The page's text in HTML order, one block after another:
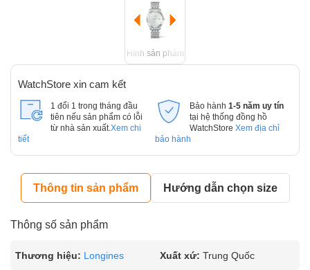
Hình sản phẩm
WatchStore xin cam kết
1 đổi 1 trong tháng đầu
tiên nếu sản phẩm có lỗi
từ nhà sản xuất. Xem chi
tiết
Bảo hành 1-5 năm uy tín
tại hệ thống đồng hồ
WatchStore Xem địa chỉ
bảo hành
Thông tin sản phẩm Hướng dẫn chọn size
Thông số sản phẩm
Thương hiệu: Longines Xuất xứ: Trung Quốc